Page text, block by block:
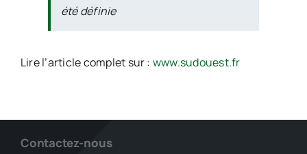
été définie
Lire l’article complet sur : www.sudouest.fr
Contactez-nous